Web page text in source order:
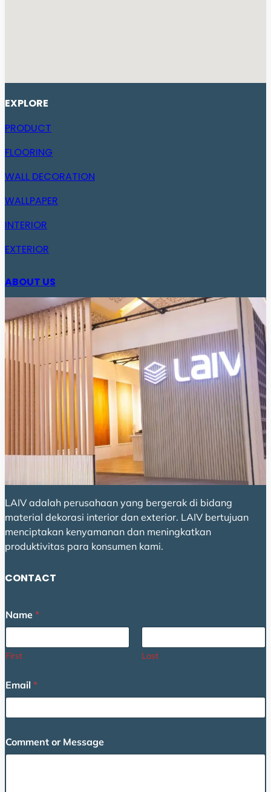
EXPLORE
PRODUCT
FLOORING
WALL DECORATION
WALLPAPER
INTERIOR
EXTERIOR
ABOUT US
LAIV adalah perusahaan yang bergerak di bidang
material dekorasi interior dan exterior. LAIV bertujuan
menciptakan kenyamanan dan meningkatkan
produktivitas para konsumen kami.
CONTACT
Name *
First Last
m
a
r
N
Email *
Comment or Message